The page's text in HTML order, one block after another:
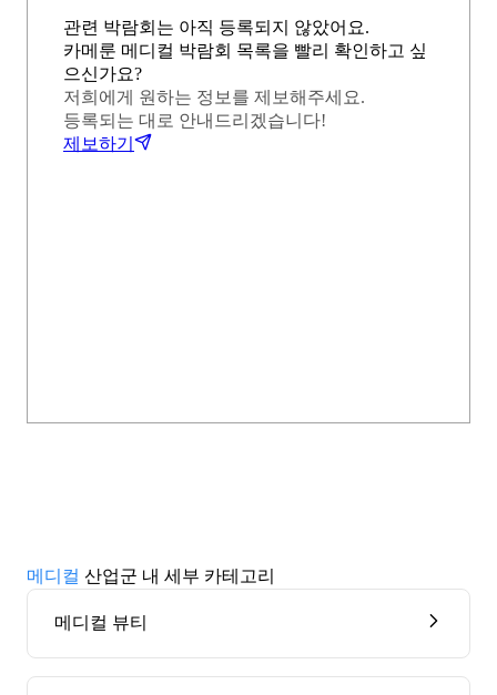
관련 박람회는 아직 등록되지 않았어요.
카메룬 메디컬 박람회 목록을 빨리 확인하고 싶
으신가요?
저희에게 원하는 정보를 제보해주세요.
등록되는 대로 안내드리겠습니다!
제보하기
메디컬 산업군 내 세부 카테고리
메디컬 뷰티